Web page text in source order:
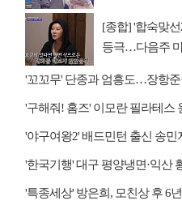
[종합] '합숙맞
등극…다음주